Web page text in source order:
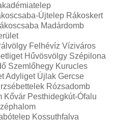
Újtelep Rákoskert
Madárdomb
Felhévíz Víziváros
Hűvösvölgy Szépilona
Szemlőhegy Kurucles
Adyliget Újlak Gercse
Rózsadomb
Kővár Pesthidegkút-Ófalu
Kossuthfalva